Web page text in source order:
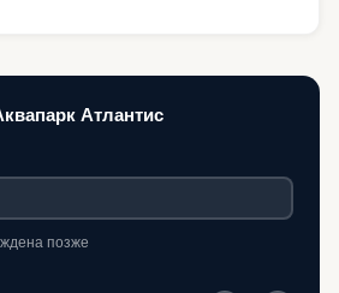
Атлантис
позже